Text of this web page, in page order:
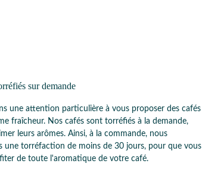
sur demande
une attention particulière à vous proposer des cafés
fraîcheur. Nos cafés sont torréfiés à la demande,
leurs arômes. Ainsi, à la commande, nous
une torréfaction de moins de 30 jours, pour que vous
de toute l'aromatique de votre café.